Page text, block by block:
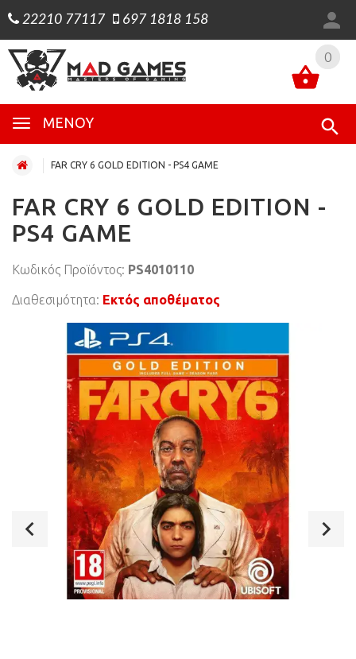
22210 77117 697 1818 158
0
ΜΕΝΟΎ
0
FAR CRY 6 GOLD EDITION - PS4 GAME
FAR CRY 6 GOLD EDITION -
PS4 GAME
Κωδικός Προϊόντος: PS4010110
Διαθεσιμότητα: Εκτός αποθέματος